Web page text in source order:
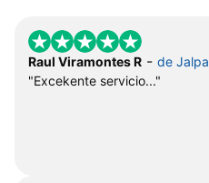
Raul Viramontes R - de Jalpa
"Excekente servicio..."